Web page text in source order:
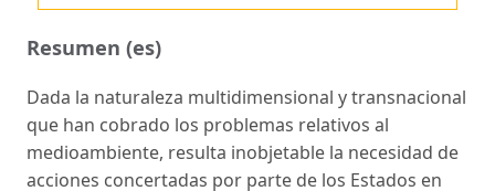
Resumen (es)
Dada la naturaleza multidimensional y transnacional
que han cobrado los problemas relativos al
medioambiente, resulta inobjetable la necesidad de
acciones concertadas por parte de los Estados en